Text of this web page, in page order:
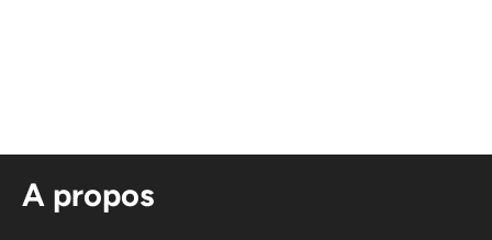
a
A propos